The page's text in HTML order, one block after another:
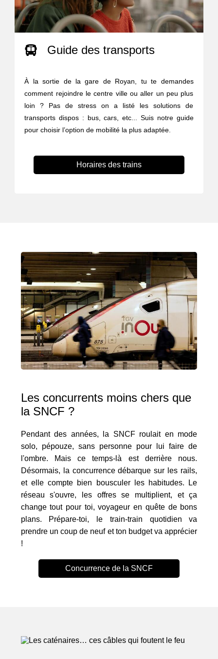
Guide des transports
À la sortie de la gare de Royan, tu te demandes
comment rejoindre le centre ville ou aller un peu plus
loin ? Pas de stress on a listé les solutions de
transports dispos : bus, cars, etc... Suis notre guide
pour choisir l’option de mobilité la plus adaptée.
Horaires des trains
Les concurrents moins chers que
la SNCF ?
Pendant des années, la SNCF roulait en mode
solo, pépouze, sans personne pour lui faire de
l'ombre. Mais ce temps-là est derrière nous.
Désormais, la concurrence débarque sur les rails,
et elle compte bien bousculer les habitudes. Le
réseau s'ouvre, les offres se multiplient, et ça
change tout pour toi, voyageur en quête de bons
plans. Prépare-toi, le train-train quotidien va
prendre un coup de neuf et ton budget va apprécier
!
Concurrence de la SNCF